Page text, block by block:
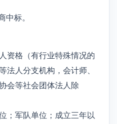
中标。
资格（有行业特殊情况的
法人分支机构，会计师、
会等社会团体法人除
；军队单位；成立三年以